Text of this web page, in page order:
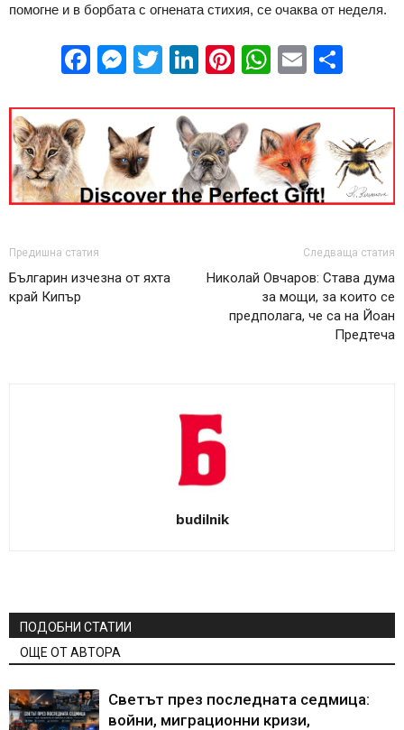
помогне и в борбата с огнената стихия, се очаква от неделя.
Facebook
Messenger
Twitter
LinkedIn
Pinterest
WhatsApp
Email
Предишна статия
Българин изчезна от яхта
край Кипър
Следваща статия
Николай Овчаров: Става дума
за мощи, за които се
предполага, че са на Йоан
Предтеча
budilnik
ПОДОБНИ СТАТИИ
ОЩЕ ОТ АВТОРА
Светът през последната седмица:
войни, миграционни кризи,